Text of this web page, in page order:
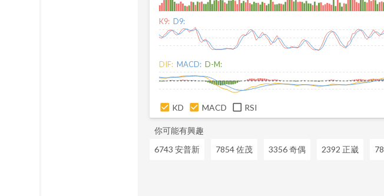
K9: D9:
DIF: MACD: D-M:
KD MACD RSI
你可能有興趣
6743 安普新
7854 佐茂 3356 奇偶 2392 正崴